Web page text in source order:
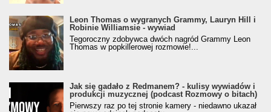
Leon Thomas o wygranych Grammy, Lauryn Hill i
Robinie Williamsie - wywiad
Tegoroczny zdobywca dwóch nagród Grammy Leon
Thomas w popkillerowej rozmowie!...
Jak się gadało z Redmanem? - kulisy wywiadów i
produkcji muzycznej (podcast Rozmowy o bitach)
Pierwszy raz po tej stronie kamery - niedawno ukazał